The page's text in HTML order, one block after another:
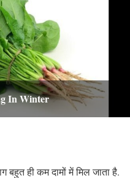
In Winter
ही कम दामों में मिल जाता है.